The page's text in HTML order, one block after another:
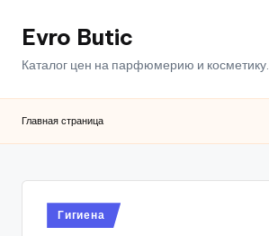
ПерейтиEvro Butic
Каталог цен на парфюмерию и косметику.
Главная страница
Опубликовано
в
Гигиена